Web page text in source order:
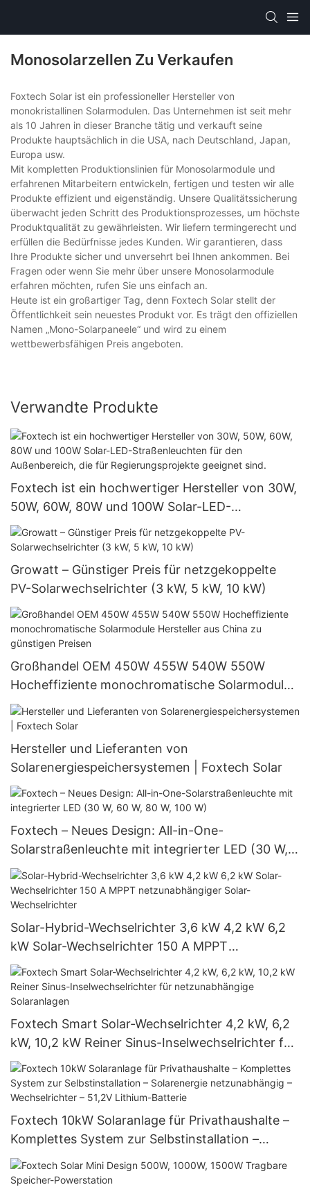
Monosolarzellen Zu Verkaufen
Foxtech Solar ist ein professioneller Hersteller von
monokristallinen Solarmodulen. Das Unternehmen ist seit mehr
als 10 Jahren in dieser Branche tätig und verkauft seine
Produkte hauptsächlich in die USA, nach Deutschland, Japan,
Europa usw.
Mit kompletten Produktionslinien für Monosolarmodule und
erfahrenen Mitarbeitern entwickeln, fertigen und testen wir alle
Produkte effizient und eigenständig. Unsere Qualitätssicherung
überwacht jeden Schritt des Produktionsprozesses, um höchste
Produktqualität zu gewährleisten. Wir liefern termingerecht und
erfüllen die Bedürfnisse jedes Kunden. Wir garantieren, dass
Ihre Produkte sicher und unversehrt bei Ihnen ankommen. Bei
Fragen oder wenn Sie mehr über unsere Monosolarmodule
erfahren möchten, rufen Sie uns einfach an.
Heute ist ein großartiger Tag, denn Foxtech Solar stellt der
Öffentlichkeit sein neuestes Produkt vor. Es trägt den offiziellen
Namen „Mono-Solarpaneele“ und wird zu einem
wettbewerbsfähigen Preis angeboten.
Verwandte Produkte
Foxtech ist ein hochwertiger Hersteller von 30W,
50W, 60W, 80W und 100W Solar-LED-
Straßenleuchten für den Außenbereich, die für
Regierungsprojekte geeignet sind.
Growatt – Günstiger Preis für netzgekoppelte
PV-Solarwechselrichter (3 kW, 5 kW, 10 kW)
Großhandel OEM 450W 455W 540W 550W
Hocheffiziente monochromatische Solarmodule
Hersteller aus China zu günstigen Preisen
Hersteller und Lieferanten von
Solarenergiespeichersystemen | Foxtech Solar
Foxtech – Neues Design: All-in-One-
Solarstraßenleuchte mit integrierter LED (30 W,
60 W, 80 W, 100 W)
Solar-Hybrid-Wechselrichter 3,6 kW 4,2 kW 6,2
kW Solar-Wechselrichter 150 A MPPT
netzunabhängiger Solar-Wechselrichter
Foxtech Smart Solar-Wechselrichter 4,2 kW, 6,2
kW, 10,2 kW Reiner Sinus-Inselwechselrichter für
netzunabhängige Solaranlagen
Foxtech 10kW Solaranlage für Privathaushalte –
Komplettes System zur Selbstinstallation –
Solarenergie netzunabhängig – Wechselrichter –
51,2V Lithium-Batterie